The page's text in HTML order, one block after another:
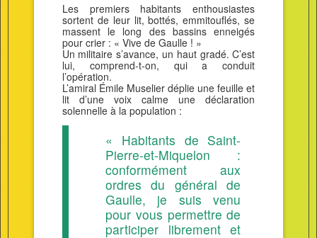
Les premiers habitants enthousiastes
sortent de leur lit, bottés, emmitouflés, se
massent le long des bassins enneigés
pour crier : « Vive de Gaulle ! »
Un militaire s’avance, un haut gradé. C’est
lui, comprend-t-on, qui a conduit
l’opération.
L’amiral Émile Muselier déplie une feuille et
lit d’une voix calme une déclaration
solennelle à la population :
« Habitants de Saint-
Pierre-et-Miquelon :
conformément aux
ordres du général de
Gaulle, je suis venu
pour vous permettre de
participer librement et